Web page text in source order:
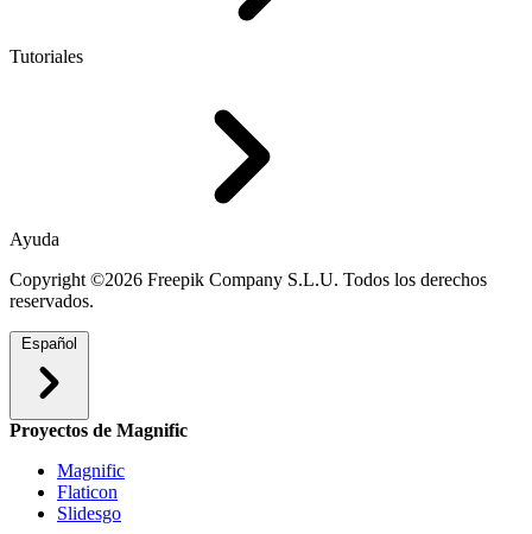
Tutoriales
Ayuda
Copyright ©2026 Freepik Company S.L.U. Todos los derechos
reservados.
Español
Proyectos de Magnific
Magnific
Flaticon
Slidesgo